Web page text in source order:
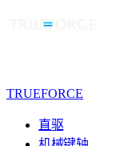
TRUEFORCE
直驱